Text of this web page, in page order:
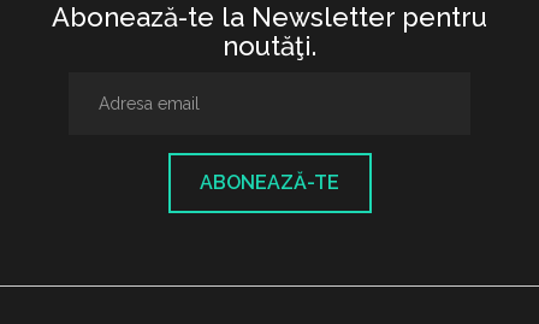
Abonează-te la Newsletter pentru
noutăţi.
ABONEAZĂ-TE